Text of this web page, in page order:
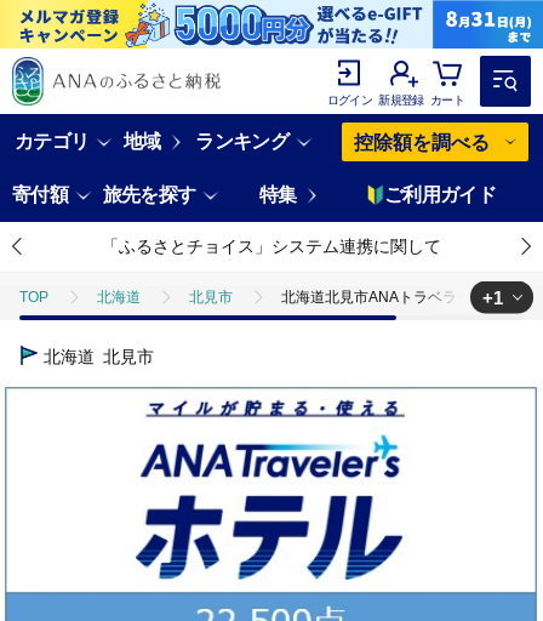
ログイン 新規登録 カート
カテゴリ 地域 ランキング 控除額を調べる
寄付額 旅先を探す 特集 ご利用ガイド
「ふるさとチョイス」システム連携に関して
TOP 北海道 北見市 北海道北見市ANAトラベラーズホテル
TOP
+1
北海道 北見市